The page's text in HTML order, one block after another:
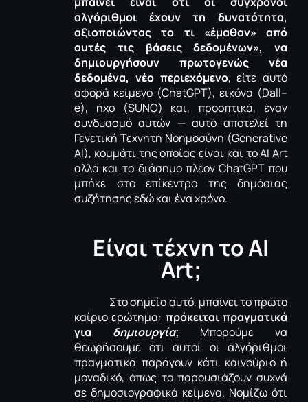
αλγόριθμοι έχουν τη δυνατότητα,
αξιοποιώντας το τι «έμαθαν» από
αυτές τις βάσεις δεδομένων», να
δημιουργήσουν πρωτογενώς νέα
δεδομένα, νέο περιεχόμενο, είτε αυτό
αφορά κείμενο (ChatGPT), εικόνα (Dall–
e), ήχο (SUNO) και, προοπτικά, έναν
συνδυασμό αυτών — αυτό αποτελεί τη
Γενετική Τεχνητή Νοημοσύνη (Generative
AI), κομμάτι της οποίας είναι και το ΑΙ Art
αλλά και το διάσημο πλέον ChatGPTπου
μπήκε στο επίκεντρο της δημόσιας
συζήτησης εδώ και ένα χρόνο.
Είναι τέχνη το AI
Art;
Στο σημείο αυτό, μπαίνει το πρώτο
καίριο ερώτημα: πρόκειται πραγματικά
για δημιουργία; Μπορούμε να
θεωρήσουμε ότι αυτοί οι αλγόριθμοι
πραγματικά παράγουν κάτι καινούριο ή
μοναδικό, όπως το παρουσιάζουν συχνά
σε δημοσιογραφικά κείμενα. Νομίζω ότι